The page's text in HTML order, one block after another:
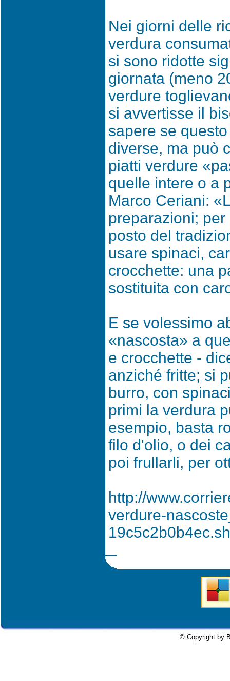
Nei giorni delle
verdura
si sono ridotte
giornata (meno
verdure
si avvertisse il
sapere se
diverse, ma può
piatti verdure
quelle intere o a
Marco Ceriani:
preparazioni;
posto del
usare spinaci,
crocchette: una
sostituita con
E se volessimo
«nascosta» a
e crocchette -
anziché fritte; si
burro, con
primi la verdura
esempio, basta
filo d'olio, o dei
poi frullarli, per
http://
verdure-
© Copyright by